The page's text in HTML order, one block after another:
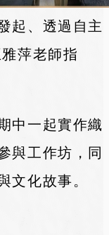
起、透過自主
萍老師指
中一起實作織
與工作坊，同
文化故事。